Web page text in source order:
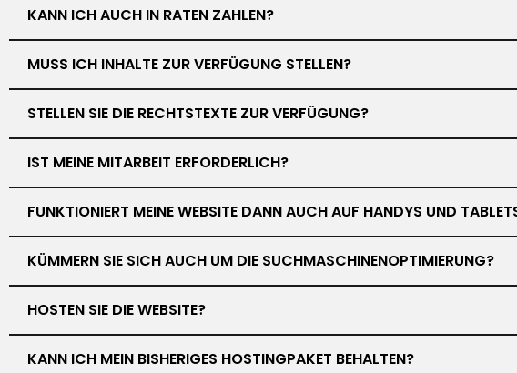
KANN ICH AUCH IN RATEN ZAHLEN?
MUSS ICH INHALTE ZUR VERFÜGUNG STELLEN?
STELLEN SIE DIE RECHTSTEXTE ZUR VERFÜGUNG?
IST MEINE MITARBEIT ERFORDERLICH?
FUNKTIONIERT MEINE WEBSITE DANN AUCH AUF HANDYS UND
KÜMMERN SIE SICH AUCH UM DIE SUCHMASCHINENOPTIMIERUNG?
HOSTEN SIE DIE WEBSITE?
KANN ICH MEIN BISHERIGES HOSTINGPAKET BEHALTEN?